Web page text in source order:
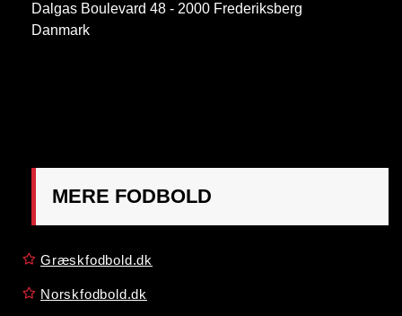
Dalgas Boulevard 48 - 2000 Frederiksberg
Danmark
MERE FODBOLD
Græskfodbold.dk
Norskfodbold.dk